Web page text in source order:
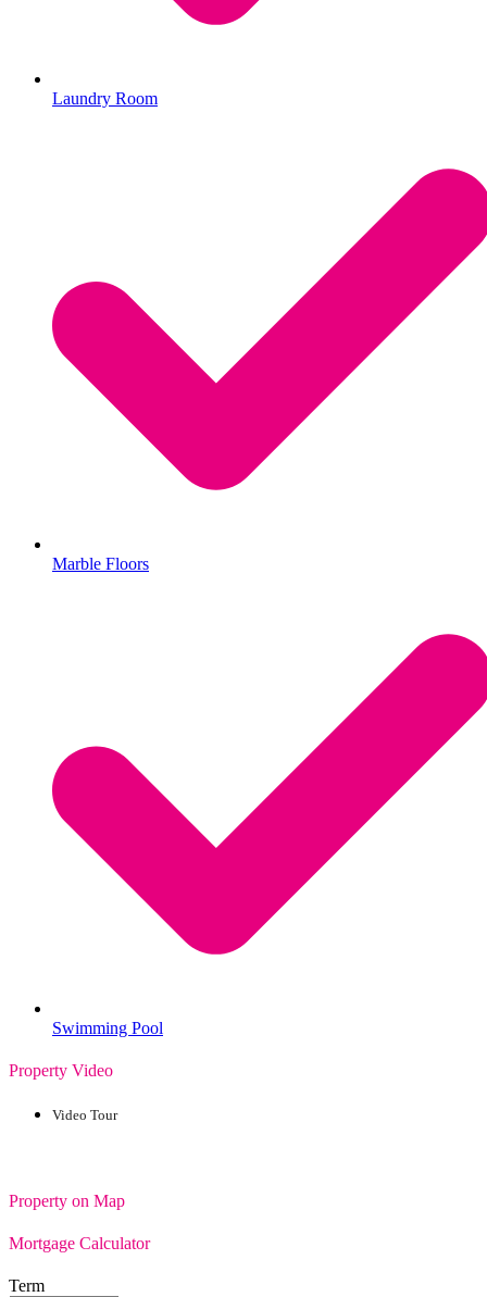
Laundry Room
Marble Floors
Swimming Pool
Property Video
Video Tour
Property on Map
Mortgage Calculator
Term